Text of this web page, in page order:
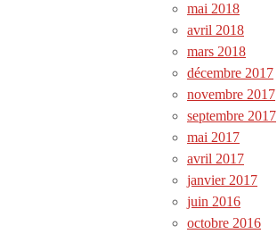
mai 2018
avril 2018
mars 2018
décembre 2017
novembre 2017
septembre 2017
mai 2017
avril 2017
janvier 2017
juin 2016
octobre 2016